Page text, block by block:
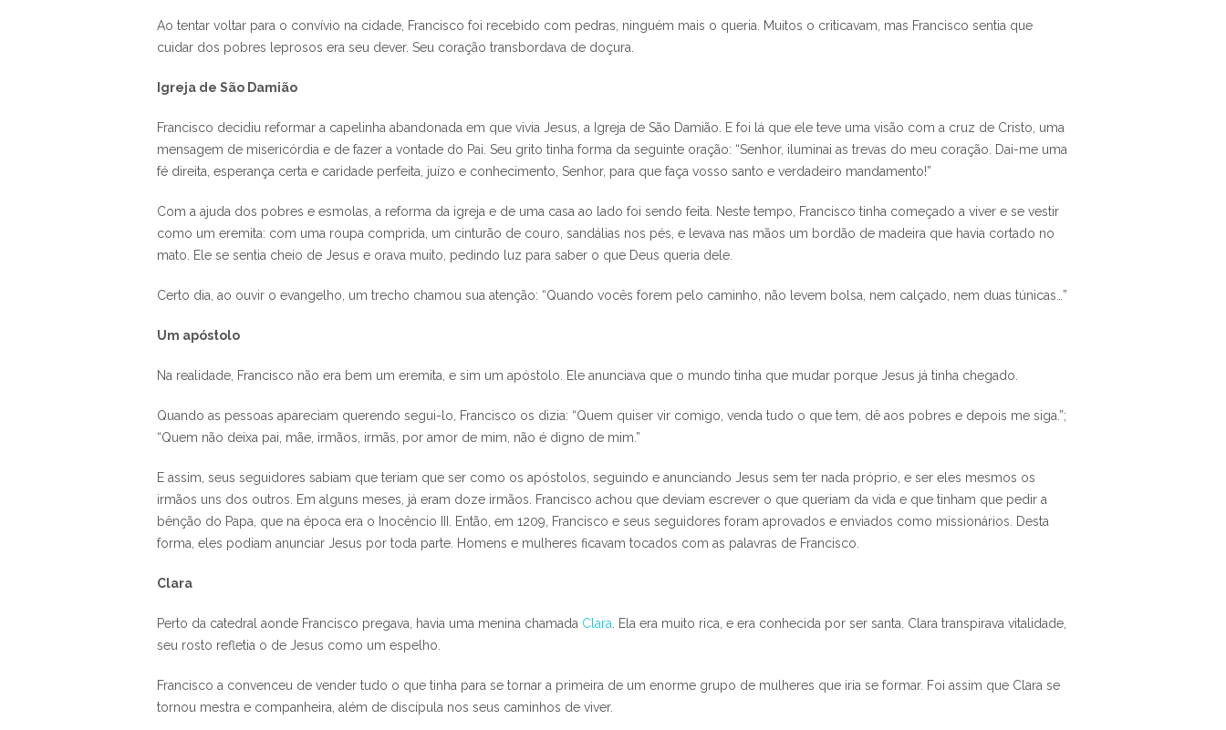
Ao tentar voltar para o convívio na cidade, Francisco foi recebido com pedras, ninguém mais o queria. Muitos o criticavam, mas Francisco sentia que
cuidar dos pobres leprosos era seu dever. Seu coração transbordava de doçura.
Igreja de São Damião
Francisco decidiu reformar a capelinha abandonada em que vivia Jesus, a Igreja de São Damião. E foi lá que ele teve uma visão com a cruz de Cristo, uma
mensagem de misericórdia e de fazer a vontade do Pai. Seu grito tinha forma da seguinte oração: “Senhor, iluminai as trevas do meu coração. Dai-me uma
fé direita, esperança certa e caridade perfeita, juízo e conhecimento, Senhor, para que faça vosso santo e verdadeiro mandamento!”
Com a ajuda dos pobres e esmolas, a reforma da igreja e de uma casa ao lado foi sendo feita. Neste tempo, Francisco tinha começado a viver e se vestir
como um eremita: com uma roupa comprida, um cinturão de couro, sandálias nos pés, e levava nas mãos um bordão de madeira que havia cortado no
mato. Ele se sentia cheio de Jesus e orava muito, pedindo luz para saber o que Deus queria dele.
Certo dia, ao ouvir o evangelho, um trecho chamou sua atenção: “Quando vocês forem pelo caminho, não levem bolsa, nem calçado, nem duas túnicas…”
Um apóstolo
Na realidade, Francisco não era bem um eremita, e sim um apóstolo. Ele anunciava que o mundo tinha que mudar porque Jesus já tinha chegado.
Quando as pessoas apareciam querendo segui-lo, Francisco os dizia: “Quem quiser vir comigo, venda tudo o que tem, dê aos pobres e depois me siga.”;
“Quem não deixa pai, mãe, irmãos, irmãs, por amor de mim, não é digno de mim.”
E assim, seus seguidores sabiam que teriam que ser como os apóstolos, seguindo e anunciando Jesus sem ter nada próprio, e ser eles mesmos os
irmãos uns dos outros. Em alguns meses, já eram doze irmãos. Francisco achou que deviam escrever o que queriam da vida e que tinham que pedir a
bênção do Papa, que na época era o Inocêncio III. Então, em 1209, Francisco e seus seguidores foram aprovados e enviados como missionários. Desta
forma, eles podiam anunciar Jesus por toda parte. Homens e mulheres ficavam tocados com as palavras de Francisco.
Clara
Perto da catedral aonde Francisco pregava, havia uma menina chamada Clara . Ela era muito rica, e era conhecida por ser santa. Clara transpirava vitalidade,
seu rosto refletia o de Jesus como um espelho.
Francisco a convenceu de vender tudo o que tinha para se tornar a primeira de um enorme grupo de mulheres que iria se formar. Foi assim que Clara se
tornou mestra e companheira, além de discípula nos seus caminhos de viver.